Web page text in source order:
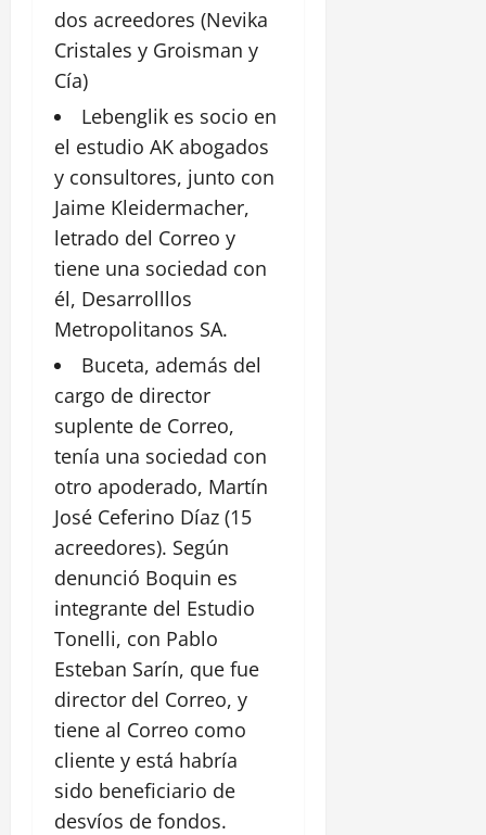
dos acreedores (Nevika
Cristales y Groisman y
Cía)
Lebenglik es socio en
el estudio AK abogados
y consultores, junto con
Jaime Kleidermacher,
letrado del Correo y
tiene una sociedad con
él, Desarrolllos
Metropolitanos SA.
Buceta, además del
cargo de director
suplente de Correo,
tenía una sociedad con
otro apoderado, Martín
José Ceferino Díaz (15
acreedores). Según
denunció Boquin es
integrante del Estudio
Tonelli, con Pablo
Esteban Sarín, que fue
director del Correo, y
tiene al Correo como
cliente y está habría
sido beneficiario de
desvíos de fondos.